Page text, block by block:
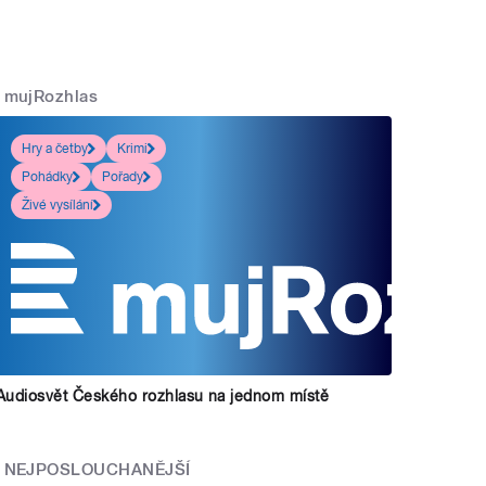
mujRozhlas
Hry a četby
Krimi
Pohádky
Pořady
Živé vysílání
Českého rozhlasu na jednom místě
NEJPOSLOUCHANĚJŠÍ